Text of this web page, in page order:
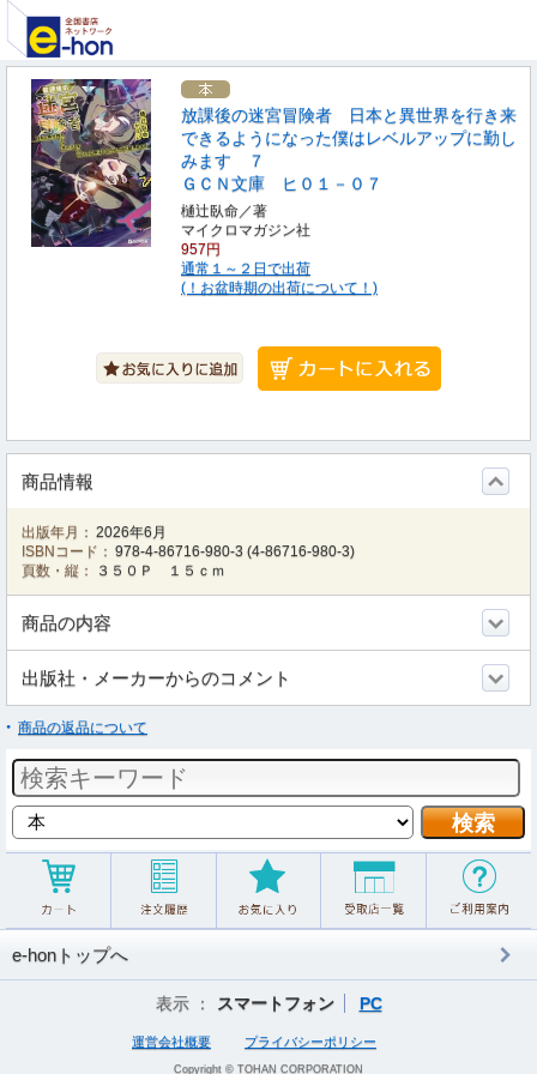
放課後の迷宮冒険者 日本と異世界を行き来
できるようになった僕はレベルアップに勤し
みます ７
ＧＣＮ文庫 ヒ０１－０７
樋辻臥命／著
マイクロマガジン社
957円
通常１～２日で出荷
(！お盆時期の出荷について！)
商品情報
出版年月： 2026年6月
ISBNコード： 978-4-86716-980-3 (4-86716-980-3)
頁数・縦：
３５０Ｐ １５ｃｍ
商品の内容
出版社・メーカーからのコメント
商品の返品について
e-honトップへ
表示 ： スマートフォン PC
運営会社概要 プライバシーポリシー
Copyright © TOHAN CORPORATION